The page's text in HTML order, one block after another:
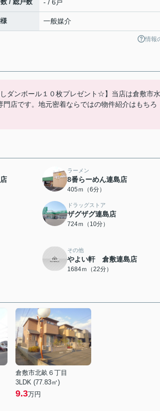
/ 総戸数 - / 6戸
一般媒介
情報
ダンボール１０枚プレゼント☆】当店は倉敷市水
店です。地元密着ならではの物件紹介はもちろ
ラーメン
8番らーめん連島店
405ｍ（6分）
ドラッグストア
ザグザグ連島店
724ｍ（10分）
その他
やよい軒 倉敷連島店
1684ｍ（22分）
倉敷市北畝６丁目
3LDK (77.83㎡)
9.3万円